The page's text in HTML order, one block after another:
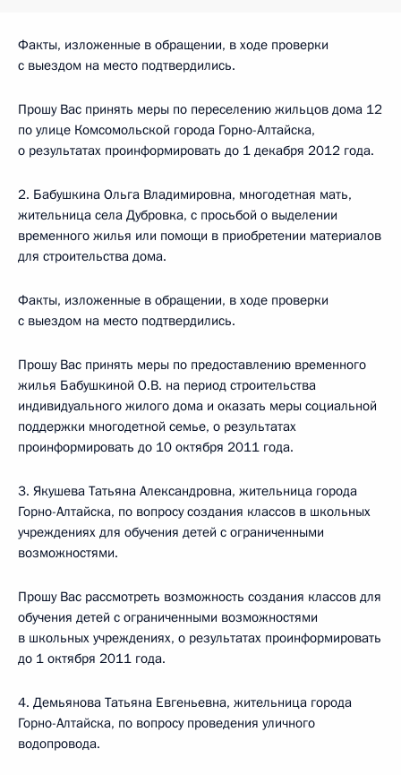
Факты, изложенные в обращении, в ходе проверки
с выездом на место подтвердились.
Прошу Вас принять меры по переселению жильцов дома 12
по улице Комсомольской города Горно-Алтайска,
о результатах проинформировать до 1 декабря 2012 года.
2. Бабушкина Ольга Владимировна, многодетная мать,
жительница села Дубровка, с просьбой о выделении
временного жилья или помощи в приобретении материалов
для строительства дома.
Факты, изложенные в обращении, в ходе проверки
с выездом на место подтвердились.
Прошу Вас принять меры по предоставлению временного
жилья Бабушкиной О.В. на период строительства
индивидуального жилого дома и оказать меры социальной
поддержки многодетной семье, о результатах
проинформировать до 10 октября 2011 года.
3. Якушева Татьяна Александровна, жительница города
Горно-Алтайска, по вопросу создания классов в школьных
учреждениях для обучения детей с ограниченными
возможностями.
Прошу Вас рассмотреть возможность создания классов для
обучения детей с ограниченными возможностями
в школьных учреждениях, о результатах проинформировать
до 1 октября 2011 года.
4. Демьянова Татьяна Евгеньевна, жительница города
Горно-Алтайска, по вопросу проведения уличного
водопровода.